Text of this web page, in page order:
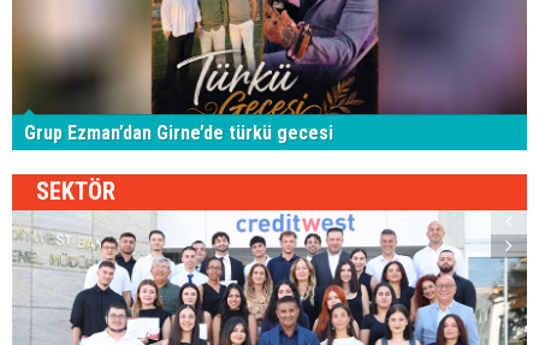
Grup Ezman’dan Girne’de türkü gecesi
SEKTÖR